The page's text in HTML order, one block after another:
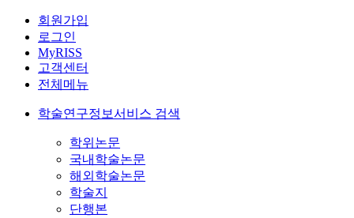
회원가입
로그인
MyRISS
고객센터
전체메뉴
학술연구정보서비스 검색
학위논문
국내학술논문
해외학술논문
학술지
단행본